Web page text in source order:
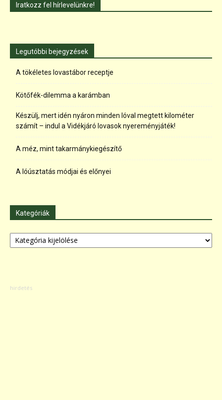
Iratkozz fel hírlevelünkre!
Legutóbbi bejegyzések
A tökéletes lovastábor receptje
Kötőfék-dilemma a karámban
Készülj, mert idén nyáron minden lóval megtett kilométer
számít – indul a Vidékjáró lovasok nyereményjáték!
A méz, mint takarmánykiegészítő
A lóúsztatás módjai és előnyei
Kategóriák
Kategóriák